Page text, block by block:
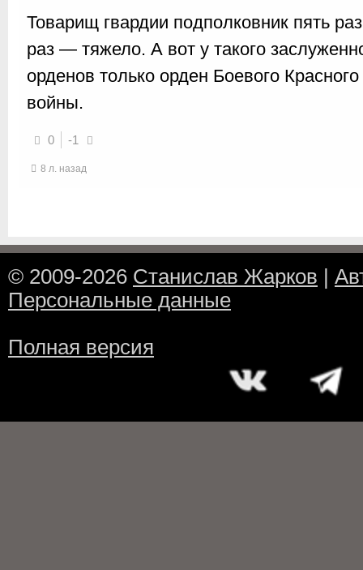
Товарищ гвардии подполковник пять
раз — тяжело. А вот у такого
орденов только орден Боевого
войны.
0 -1
8 л. назад
© 2009-2026 Станислав Жарков
Персональные данные
Полная версия